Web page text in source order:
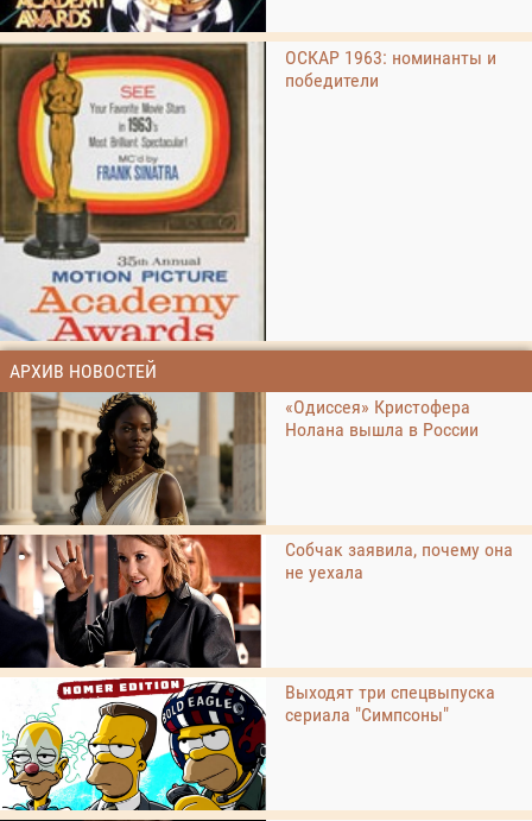
ОСКАР 1963: номинанты и
победители
АРХИВ НОВОСТЕЙ
«Одиссея» Кристофера
Нолана вышла в России
Собчак заявила, почему она
не уехала
Выходят три спецвыпуска
сериала "Симпсоны"